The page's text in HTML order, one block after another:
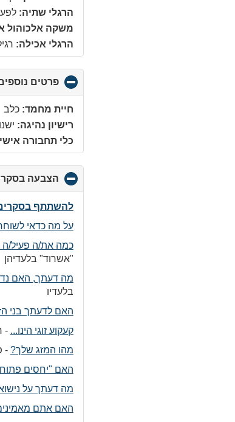
הרגלי שתיה:
משקה אלכוהול
הרגלי אכילה:
פרטים
חיית מחמד: כלב
רישיון נהיגה: ישנו
כלי תחבורה
הצבעה
להשתתף
על מה כדאי
כמה את/ה פעיל/ה
"אשרוד" בלעדיהן
מה דעתך, האם
בלעדיו
האם לדעתך בני
קעקוע זוגי הינו... -
מהו המזג שלך? -
האם "יחסים
מה דעתך על
האם אתם